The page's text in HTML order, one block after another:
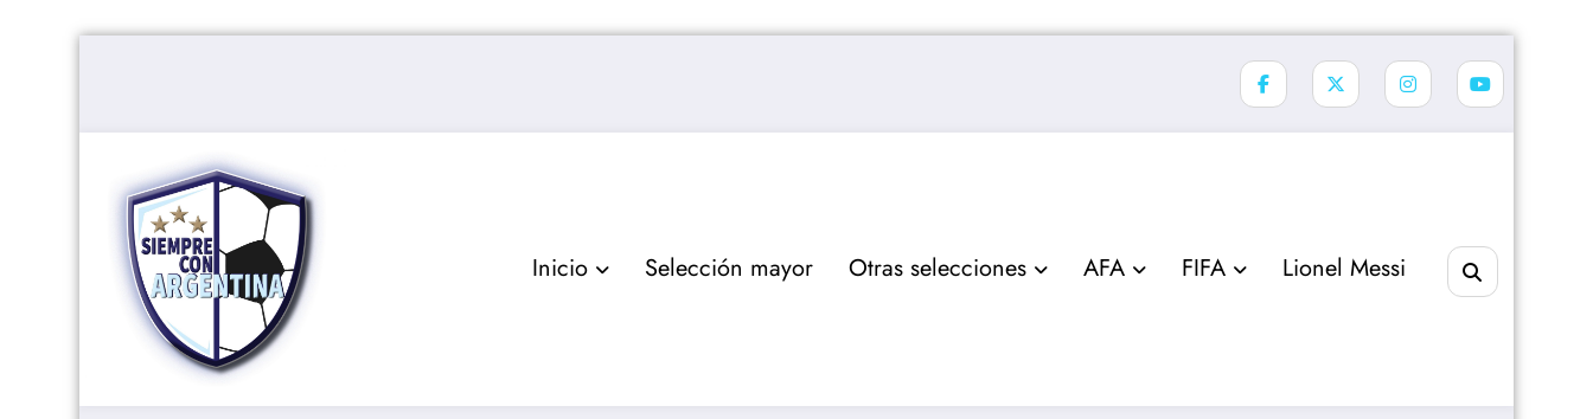
Inicio Selección mayor Otras selecciones AFA FIFA Lionel Messi